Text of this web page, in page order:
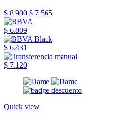
$ 8.900 $ 7.565
$ 6.809
$ 6.431
$ 7.120
Quick view